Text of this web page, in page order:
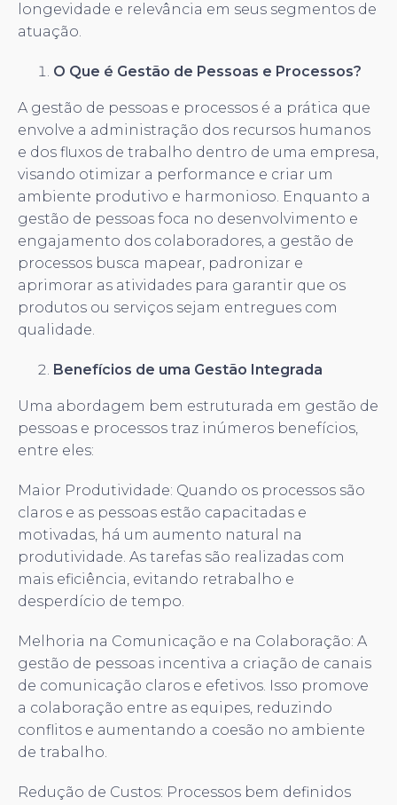
longevidade e relevância em seus segmentos de
atuação.
O Que é Gestão de Pessoas e Processos?
A gestão de pessoas e processos é a prática que
envolve a administração dos recursos humanos
e dos fluxos de trabalho dentro de uma empresa,
visando otimizar a performance e criar um
ambiente produtivo e harmonioso. Enquanto a
gestão de pessoas foca no desenvolvimento e
engajamento dos colaboradores, a gestão de
processos busca mapear, padronizar e
aprimorar as atividades para garantir que os
produtos ou serviços sejam entregues com
qualidade.
Benefícios de uma Gestão Integrada
Uma abordagem bem estruturada em gestão de
pessoas e processos traz inúmeros benefícios,
entre eles:
Maior Produtividade: Quando os processos são
claros e as pessoas estão capacitadas e
motivadas, há um aumento natural na
produtividade. As tarefas são realizadas com
mais eficiência, evitando retrabalho e
desperdício de tempo.
Melhoria na Comunicação e na Colaboração: A
gestão de pessoas incentiva a criação de canais
de comunicação claros e efetivos. Isso promove
a colaboração entre as equipes, reduzindo
conflitos e aumentando a coesão no ambiente
de trabalho.
Redução de Custos: Processos bem definidos